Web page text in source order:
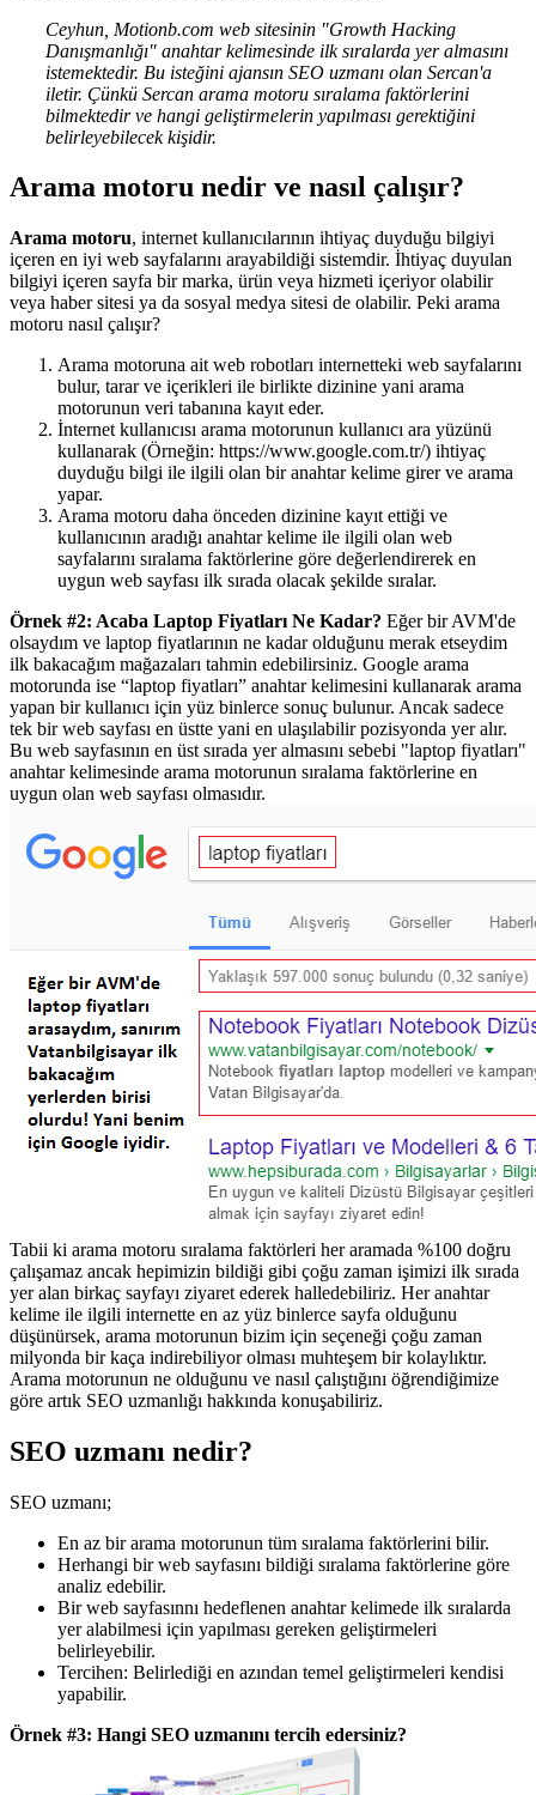
Ceyhun, Motionb.com web sitesinin "Growth Hacking
Danışmanlığı" anahtar kelimesinde ilk sıralarda yer almasını
istemektedir. Bu isteğini ajansın SEO uzmanı olan Sercan'a
iletir. Çünkü Sercan arama motoru sıralama faktörlerini
bilmektedir ve hangi geliştirmelerin yapılması gerektiğini
belirleyebilecek kişidir.
Arama motoru nedir ve nasıl çalışır?
Arama motoru, internet kullanıcılarının ihtiyaç duyduğu bilgiyi
içeren en iyi web sayfalarını arayabildiği sistemdir. İhtiyaç duyulan
bilgiyi içeren sayfa bir marka, ürün veya hizmeti içeriyor olabilir
veya haber sitesi ya da sosyal medya sitesi de olabilir. Peki arama
motoru nasıl çalışır?
Arama motoruna ait web robotları internetteki web sayfalarını
bulur, tarar ve içerikleri ile birlikte dizinine yani arama
motorunun veri tabanına kayıt eder.
İnternet kullanıcısı arama motorunun kullanıcı ara yüzünü
kullanarak (Örneğin: https://www.google.com.tr/) ihtiyaç
duyduğu bilgi ile ilgili olan bir anahtar kelime girer ve arama
yapar.
Arama motoru daha önceden dizinine kayıt ettiği ve
kullanıcının aradığı anahtar kelime ile ilgili olan web
sayfalarını sıralama faktörlerine göre değerlendirerek en
uygun web sayfası ilk sırada olacak şekilde sıralar.
Örnek #2: Acaba Laptop Fiyatları Ne Kadar? Eğer bir AVM'de
olsaydım ve laptop fiyatlarının ne kadar olduğunu merak etseydim
ilk bakacağım mağazaları tahmin edebilirsiniz. Google arama
motorunda ise “laptop fiyatları” anahtar kelimesini kullanarak arama
yapan bir kullanıcı için yüz binlerce sonuç bulunur. Ancak sadece
tek bir web sayfası en üstte yani en ulaşılabilir pozisyonda yer alır.
Bu web sayfasının en üst sırada yer almasını sebebi "laptop fiyatları"
anahtar kelimesinde arama motorunun sıralama faktörlerine en
uygun olan web sayfası olmasıdır.
Tabii ki arama motoru sıralama faktörleri her aramada %100 doğru
çalışamaz ancak hepimizin bildiği gibi çoğu zaman işimizi ilk sırada
yer alan birkaç sayfayı ziyaret ederek halledebiliriz. Her anahtar
kelime ile ilgili internette en az yüz binlerce sayfa olduğunu
düşünürsek, arama motorunun bizim için seçeneği çoğu zaman
milyonda bir kaça indirebiliyor olması muhteşem bir kolaylıktır.
Arama motorunun ne olduğunu ve nasıl çalıştığını öğrendiğimize
göre artık SEO uzmanlığı hakkında konuşabiliriz.
SEO uzmanı nedir?
SEO uzmanı;
En az bir arama motorunun tüm sıralama faktörlerini bilir.
Herhangi bir web sayfasını bildiği sıralama faktörlerine göre
analiz edebilir.
Bir web sayfasınnı hedeflenen anahtar kelimede ilk sıralarda
yer alabilmesi için yapılması gereken geliştirmeleri
belirleyebilir.
Tercihen: Belirlediği en azından temel geliştirmeleri kendisi
yapabilir.
Örnek #3: Hangi SEO uzmanını tercih edersiniz?